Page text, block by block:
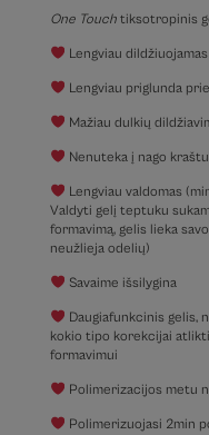
One Touchtiksotropinis
Lengviau dildžiuojamas
Lengviau priglunda
Mažiau dulkių
Nenuteka į nago
Lengviau valdomas
Valdyti gelį teptuku
formavimą, gelis lieka
neužlieja odelių)
Savaime išsilygina
Daugiafunkcinis gelis,
kokio tipo korekcijai
formavimui
Polimerizacijos metu
Polimerizuojasi 2min